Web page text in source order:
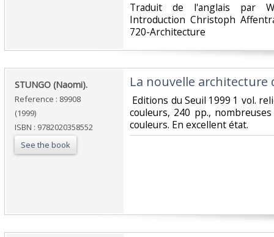
‎Traduit de l'anglais par
Introduction Christoph
720-Architecture‎
‎STUNGO (Naomi).‎
Reference : 89908
(1999)
ISBN : 9782020358552
See the book
‎La nouvelle architecture
Editions du Seuil 1999 1 vol.
couleurs, 240 pp.,
couleurs. En excellent état.‎